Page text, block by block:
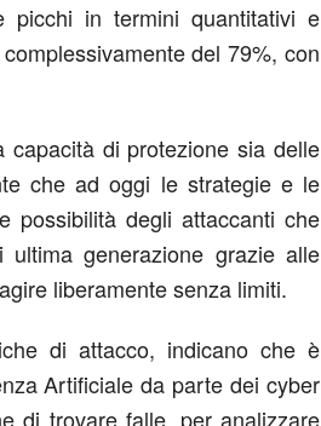
picchi in termini quantitativi e
del 79%, con
capacità di protezione sia delle
che ad oggi le strategie e le
possibilità degli attaccanti che
generazione grazie alle
liberamente senza limiti.
di attacco, indicano che è
Artificiale da parte dei cyber
di trovare falle, per analizzare